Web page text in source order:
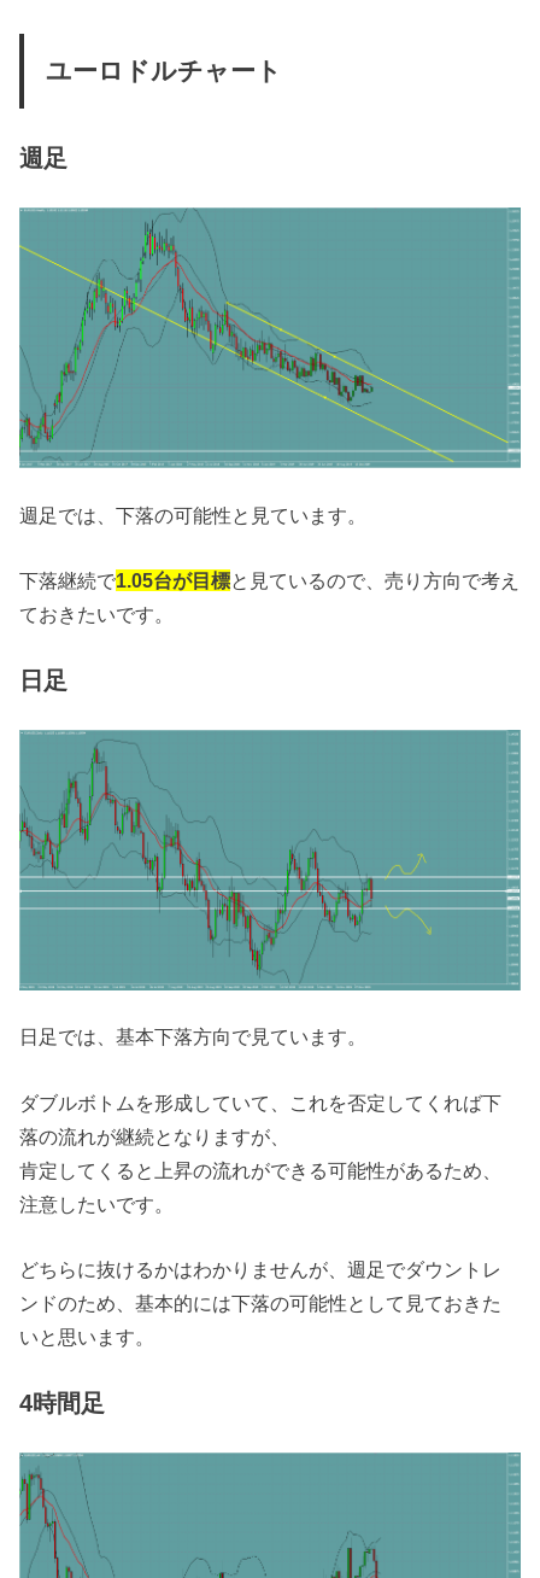
ユーロドルチャート
週足
週足では、下落の可能性と見ています。
下落継続で1.05台が目標と見ているので、売り方向で考え
ておきたいです。
日足
日足では、基本下落方向で見ています。
ダブルボトムを形成していて、これを否定してくれば下
落の流れが継続となりますが、
肯定してくると上昇の流れができる可能性があるため、
注意したいです。
どちらに抜けるかはわかりませんが、週足でダウントレ
ンドのため、基本的には下落の可能性として見ておきた
いと思います。
4時間足